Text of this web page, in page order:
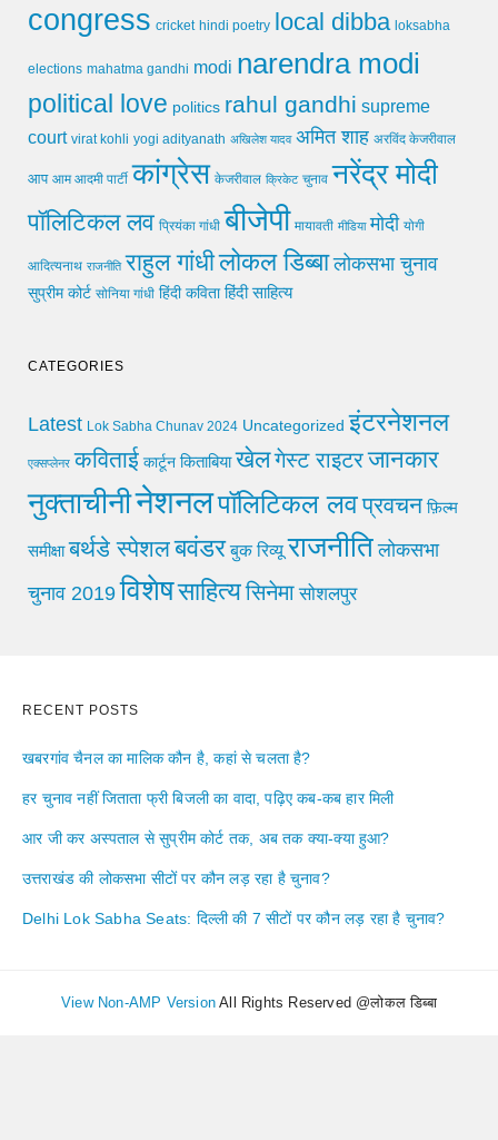
congress cricket hindi poetry local dibba loksabha
elections mahatma gandhi modi narendra modi
political love politics rahul gandhi supreme
court virat kohli yogi adityanath अखिलेश यादव अमित शाह अरविंद केजरीवाल
आप आम आदमी पार्टी कांग्रेस केजरीवाल क्रिकेट चुनाव नरेंद्र मोदी
पॉलिटिकल लव प्रियंका गांधी बीजेपी मायावती मीडिया मोदी योगी
आदित्यनाथ राजनीति राहुल गांधीलोकल डिब्बा लोकसभा चुनाव
सुप्रीम कोर्ट सोनिया गांधी हिंदी कविता हिंदी साहित्य
CATEGORIES
Latest Lok Sabha Chunav 2024 Uncategorized इंटरनेशनल
एक्सप्लेनर कविताई कार्टून किताबिया खेलगेस्ट राइटरजानकार
नुक्ताचीनीनेशनलपॉलिटिकल लवप्रवचन फ़िल्म
समीक्षा बर्थडे स्पेशलबवंडर बुक रिव्यू राजनीति लोकसभा
चुनाव 2019 विशेषसाहित्यसिनेमा सोशलपुर
RECENT POSTS
खबरगांव चैनल का मालिक कौन है, कहां से चलता है?
हर चुनाव नहीं जिताता फ्री बिजली का वादा, पढ़िए कब-कब हार मिली
आर जी कर अस्पताल से सुप्रीम कोर्ट तक, अब तक क्या-क्या हुआ?
उत्तराखंड की लोकसभा सीटों पर कौन लड़ रहा है चुनाव?
Delhi Lok Sabha Seats: दिल्ली की 7 सीटों पर कौन लड़ रहा है चुनाव?
View Non-AMP Version All Rights Reserved @लोकल डिब्बा